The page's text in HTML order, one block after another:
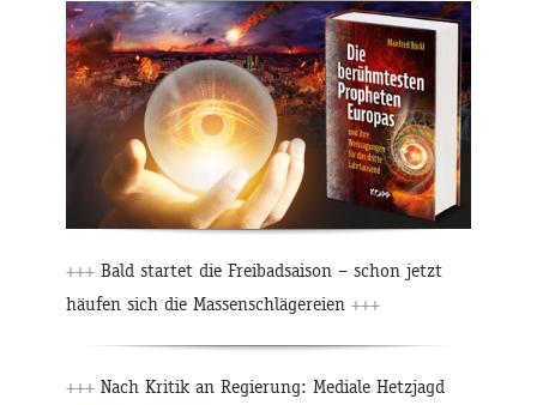
+++ Bald startet die Freibadsaison – schon jetzt
häufen sich die Massenschlägereien +++
+++ Nach Kritik an Regierung: Mediale Hetzjagd